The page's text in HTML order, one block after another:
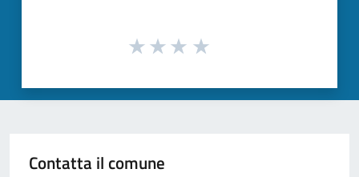
Contatta il comune